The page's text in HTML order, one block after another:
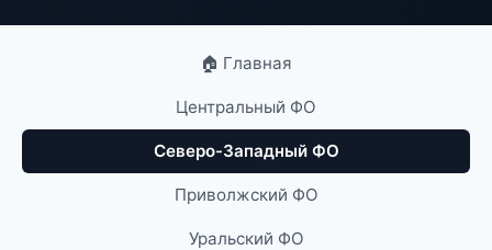
🏠 Главная
Центральный ФО
Северо-Западный ФО
Приволжский ФО
Уральский ФО